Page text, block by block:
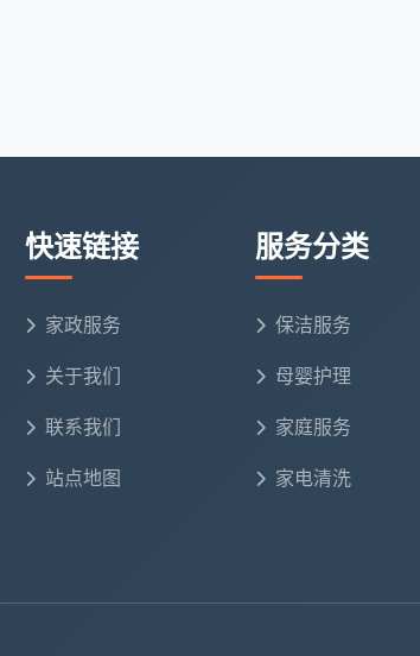
快速链接
家政服务
关于我们
联系我们
站点地图
服务分类
保洁服务
母婴护理
家庭服务
家电清洗